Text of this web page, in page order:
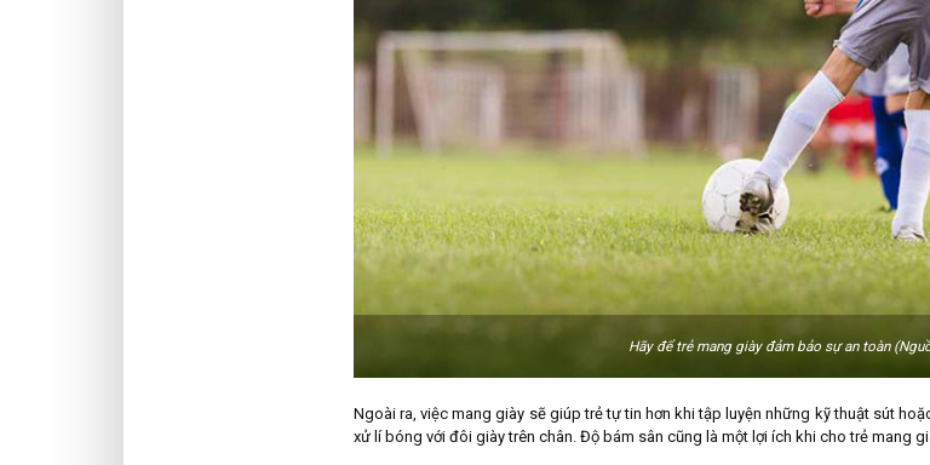
Hãy để trẻ mang giày đảm bảo sự an toàn
Ngoài ra, việc mang giày sẽ giúp trẻ tự tin hơn khi tập luyện những kỹ thuật sút
xử lí bóng với đôi giày trên chân. Độ bám sân cũng là một lợi ích khi cho trẻ mang